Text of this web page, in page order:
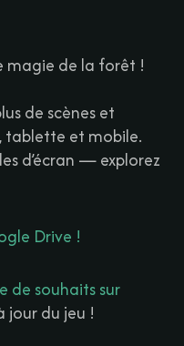
magie de la forêt !
de scènes et
tablette et mobile.
d’écran — explorez
Drive !
de souhaits sur
jour du jeu !